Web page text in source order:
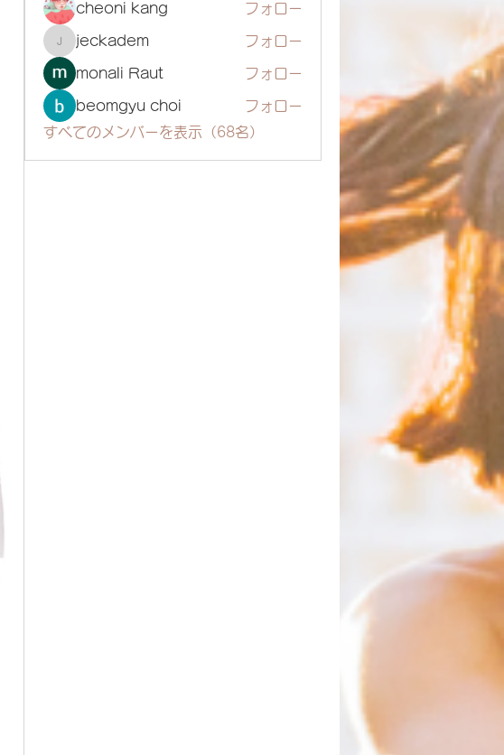
cheoni kang フォロー
jeckadem
jeckadem フォロー
monali Raut フォロー
beomgyu choi
フォロー
すべてのメンバーを表示（68名）